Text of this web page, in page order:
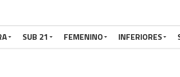
SUB 21 FEMENINO INFERIORES